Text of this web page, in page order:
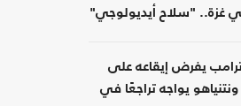
في غزة.. "سلاح أيديولوجي"
يفرض إيقاعه على
ونتنياهو يواجه تراجعًا في